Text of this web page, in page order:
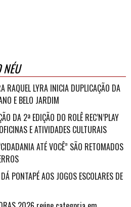
RAQUEL LYRA INICIA DUPLICAÇÃO DA
E BELO JARDIM
DA 2ª EDIÇÃO DO ROLÊ REC’N’PLAY
E ATIVIDADES CULTURAIS
ATÉ VOCÊ” SÃO RETOMADOS
PONTAPÉ AOS JOGOS ESCOLARES DE